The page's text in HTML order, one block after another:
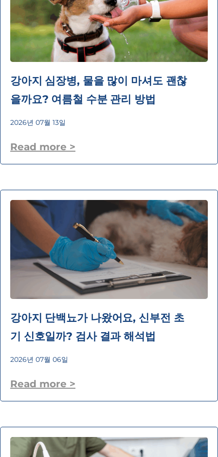
강아지 심장병, 물을 많이 마셔도 괜찮
을까요? 여름철 수분 관리 방법
2026년 07월 13일
Read more >
강아지 단백뇨가 나왔어요, 신부전 초
기 신호일까? 검사 결과 해석법
2026년 07월 06일
Read more >